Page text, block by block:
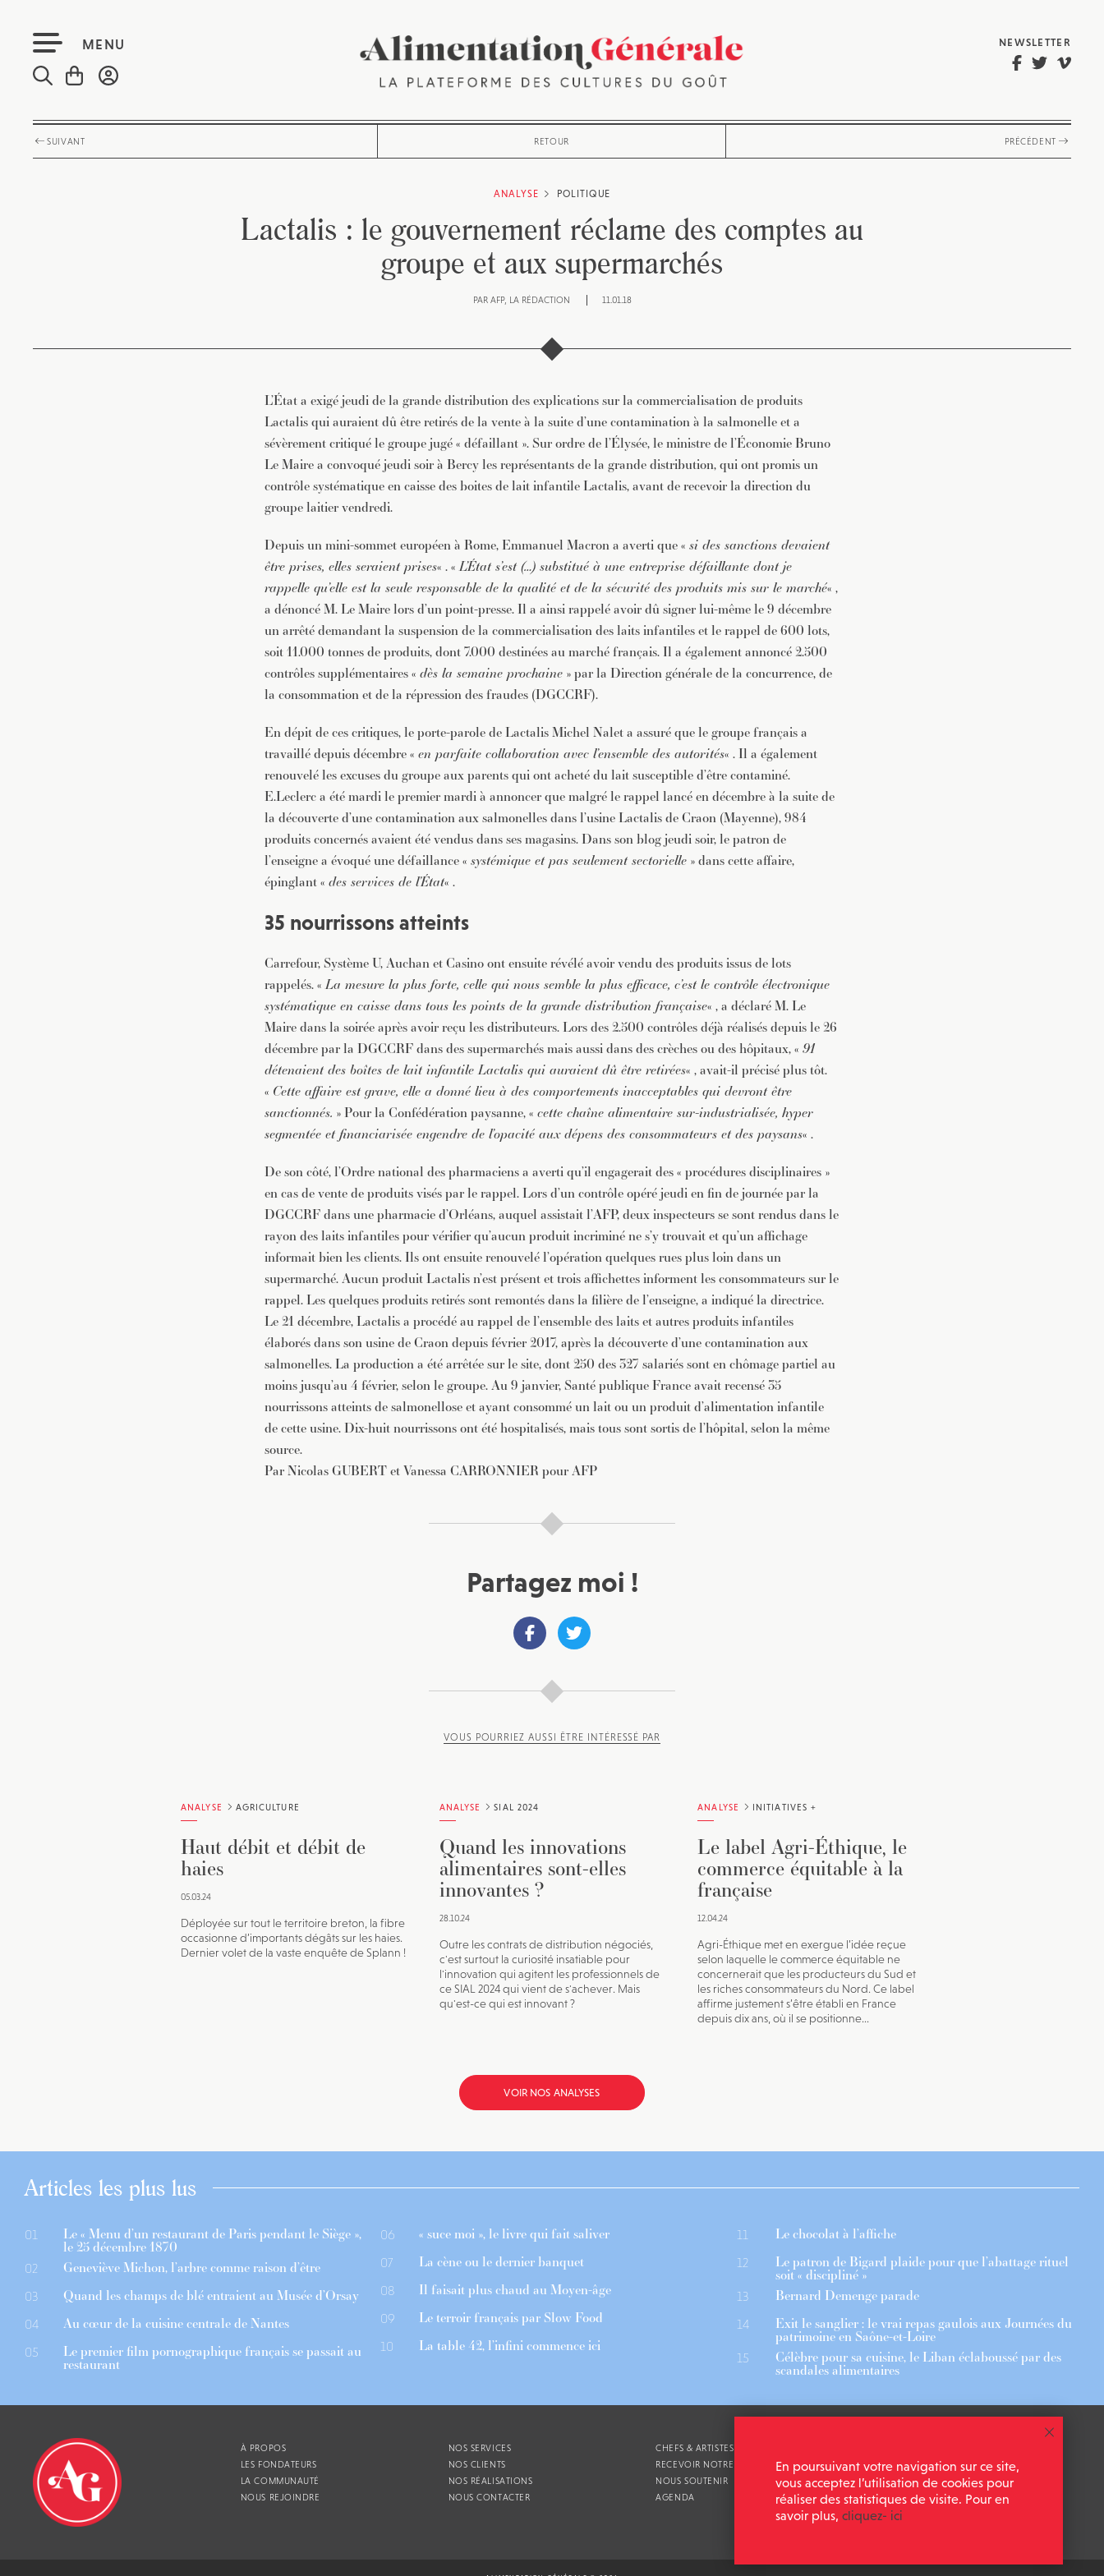
MENU NEWSLETTER
SUIVANT RETOUR PRÉCÉDENT
ANALYSE POLITIQUE
Lactalis : le gouvernement réclame des comptes au
groupe et aux supermarchés
PAR AFP LA RÉDACTION 11.01.18
L’État a exigé jeudi de la grande distribution des explications sur la commercialisation de produits
Lactalis qui auraient dû être retirés de la vente à la suite d’une contamination à la salmonelle et a
sévèrement critiqué le groupe jugé « défaillant ». Sur ordre de l’Élysée, le ministre de l’Économie Bruno
Le Maire a convoqué jeudi soir à Bercy les représentants de la grande distribution, qui ont promis un
contrôle systématique en caisse des boites de lait infantile Lactalis, avant de recevoir la direction du
groupe laitier vendredi.
Depuis un mini-sommet européen à Rome, Emmanuel Macron a averti que « si des sanctions devaient
être prises, elles seraient prises« . «L’État s’est (…) substitué à une entreprise défaillante dont je
rappelle qu’elle est la seule responsable de la qualité et de la sécurité des produits mis sur le marché« ,
a dénoncé M. Le Maire lors d’un point-presse. Il a ainsi rappelé avoir dû signer lui-même le 9 décembre
un arrêté demandant la suspension de la commercialisation des laits infantiles et le rappel de 600 lots,
soit 11.000 tonnes de produits, dont 7.000 destinées au marché français. Il a également annoncé 2.500
contrôles supplémentaires « dès la semaine prochaine » par la Direction générale de la concurrence, de
la consommation et de la répression des fraudes (DGCCRF).
En dépit de ces critiques, le porte-parole de Lactalis Michel Nalet a assuré que le groupe français a
travaillé depuis décembre « en parfaite collaboration avec l’ensemble des autorités« . Il a également
renouvelé les excuses du groupe aux parents qui ont acheté du lait susceptible d’être contaminé.
E.Leclerc a été mardi le premier mardi à annoncer que malgré le rappel lancé en décembre à la suite de
la découverte d’une contamination aux salmonelles dans l’usine Lactalis de Craon (Mayenne), 984
produits concernés avaient été vendus dans ses magasins. Dans son blog jeudi soir, le patron de
l’enseigne a évoqué une défaillance « systémique et pas seulement sectorielle » dans cette affaire,
épinglant « des services de l’État« .
35 nourrissons atteints
Carrefour, Système U, Auchan et Casino ont ensuite révélé avoir vendu des produits issus de lots
rappelés. «La mesure la plus forte, celle qui nous semble la plus efficace, c’est le contrôle électronique
systématique en caisse dans tous les points de la grande distribution française« , a déclaré M. Le
Maire dans la soirée après avoir reçu les distributeurs. Lors des 2.500 contrôles déjà réalisés depuis le 26
décembre par la DGCCRF dans des supermarchés mais aussi dans des crèches ou des hôpitaux, « 91
détenaient des boîtes de lait infantile Lactalis qui auraient dû être retirées« , avait-il précisé plus tôt.
« Cette affaire est grave, elle a donné lieu à des comportements inacceptables qui devront être
sanctionnés. » Pour la Confédération paysanne, « cette chaîne alimentaire sur-industrialisée, hyper
segmentée et financiarisée engendre de l’opacité aux dépens des consommateurs et des paysans« .
De son côté, l’Ordre national des pharmaciens a averti qu’il engagerait des « procédures disciplinaires »
en cas de vente de produits visés par le rappel. Lors d’un contrôle opéré jeudi en fin de journée par la
DGCCRF dans une pharmacie d’Orléans, auquel assistait l’AFP, deux inspecteurs se sont rendus dans le
rayon des laits infantiles pour vérifier qu’aucun produit incriminé ne s’y trouvait et qu’un affichage
informait bien les clients. Ils ont ensuite renouvelé l’opération quelques rues plus loin dans un
supermarché. Aucun produit Lactalis n’est présent et trois affichettes informent les consommateurs sur le
rappel. Les quelques produits retirés sont remontés dans la filière de l’enseigne, a indiqué la directrice.
Le 21 décembre, Lactalis a procédé au rappel de l’ensemble des laits et autres produits infantiles
élaborés dans son usine de Craon depuis février 2017, après la découverte d’une contamination aux
salmonelles. La production a été arrêtée sur le site, dont 250 des 327 salariés sont en chômage partiel au
moins jusqu’au 4 février, selon le groupe. Au 9 janvier, Santé publique France avait recensé 35
nourrissons atteints de salmonellose et ayant consommé un lait ou un produit d’alimentation infantile
de cette usine. Dix-huit nourrissons ont été hospitalisés, mais tous sont sortis de l’hôpital, selon la même
source.
Par Nicolas GUBERT et Vanessa CARRONNIER pour AFP
Partagez moi !
VOUS POURRIEZ AUSSI ÊTRE INTÉRESSÉ PAR
ANALYSE AGRICULTURE
Haut débit et débit de
haies
05.03.24
Déployée sur tout le territoire breton, la fibre
occasionne d’importants dégâts sur les haies.
Dernier volet de la vaste enquête de Splann !
ANALYSE SIAL 2024
Quand les innovations
alimentaires sont-elles
innovantes ?
28.10.24
Outre les contrats de distribution négociés,
c'est surtout la curiosité insatiable pour
l'innovation qui agitent les professionnels de
ce SIAL 2024 qui vient de s'achever. Mais
qu'est-ce qui est innovant ?
ANALYSE INITIATIVES +
Le label Agri-Éthique, le
commerce équitable à la
française
12.04.24
Agri-Éthique met en exergue l’idée reçue
selon laquelle le commerce équitable ne
concernerait que les producteurs du Sud et
les riches consommateurs du Nord. Ce label
affirme justement s’être établi en France
depuis dix ans, où il se positionne...
VOIR NOS ANALYSES
Articles les plus lus
01 Le « Menu d’un restaurant de Paris pendant le Siège »,
le 25 décembre 1870
02 Geneviève Michon, l’arbre comme raison d’être
03 Quand les champs de blé entraient au Musée d’Orsay
04 Au cœur de la cuisine centrale de Nantes
05 Le premier film pornographique français se passait au
restaurant
06 « suce moi », le livre qui fait saliver
07 La cène ou le dernier banquet
08 Il faisait plus chaud au Moyen-âge
09 Le terroir français par Slow Food
10 La table 42, l’infini commence ici
11 Le chocolat à l’affiche
12 Le patron de Bigard plaide pour que l’abattage rituel
soit « discipliné »
13 Bernard Demenge parade
14 Exit le sanglier : le vrai repas gaulois aux Journées du
patrimoine en Saône-et-Loire
15 Célèbre pour sa cuisine, le Liban éclaboussé par des
scandales alimentaires
À PROPOS
LES FONDATEURS
LA COMMUNAUTÉ
NOUS REJOINDRE
NOS SERVICES
NOS CLIENTS
NOS RÉALISATIONS
NOUS CONTACTER
CHEFS & ARTISTES ASSOCIÉS
RECEVOIR NOTRE NEWSLETTER
NOUS SOUTENIR
AGENDA
MENTIONS LÉGALES
En poursuivant votre navigation sur ce site,
vous acceptez l’utilisation de cookies pour
réaliser des statistiques de visite. Pour en
savoir plus, cliquez- ici
Pour recevoir toutes les deux semaines notre lettre d’info avec une
sélection d’articles …